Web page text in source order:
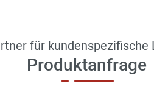
für kundenspezifische
Produktanfrage